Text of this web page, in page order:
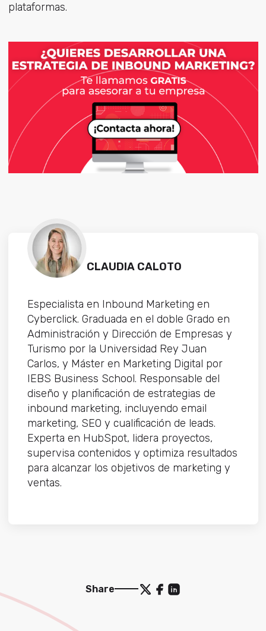
plataformas.
CLAUDIA CALOTO
Especialista en Inbound Marketing en
Cyberclick. Graduada en el doble Grado en
Administración y Dirección de Empresas y
Turismo por la Universidad Rey Juan
Carlos, y Máster en Marketing Digital por
IEBS Business School. Responsable del
diseño y planificación de estrategias de
inbound marketing, incluyendo email
marketing, SEO y cualificación de leads.
Experta en HubSpot, lidera proyectos,
supervisa contenidos y optimiza resultados
para alcanzar los objetivos de marketing y
ventas.
Share